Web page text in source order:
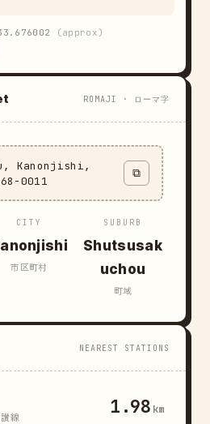
(approx)
ROMAJI · ローマ字
Kanonjishi,
0011
⧉
CITY
市区町村
SUBURB
Shutsusak
uchou
町域
NEAREST STATIONS
線 1.98 km